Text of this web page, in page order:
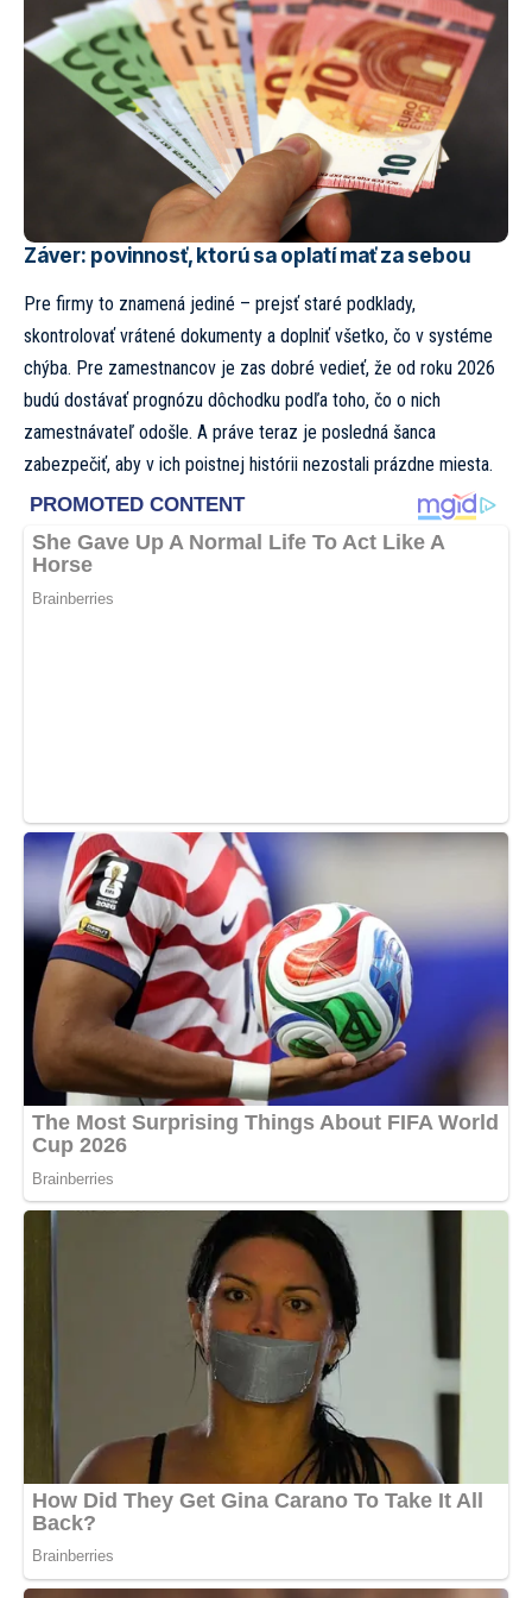
Záver: povinnosť, ktorú sa oplatí mať za sebou
Pre firmy to znamená jediné – prejsť staré podklady,
skontrolovať vrátené dokumenty a doplniť všetko, čo v systéme
chýba. Pre zamestnancov je zas dobré vedieť, že od roku 2026
budú dostávať prognózu dôchodku podľa toho, čo o nich
zamestnávateľ odošle. A práve teraz je posledná šanca
zabezpečiť, aby v ich poistnej histórii nezostali prázdne miesta.